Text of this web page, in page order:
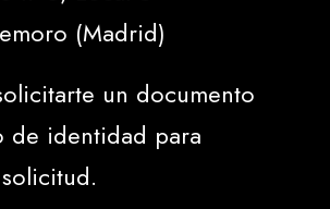
(Madrid)
un documento
de identidad para